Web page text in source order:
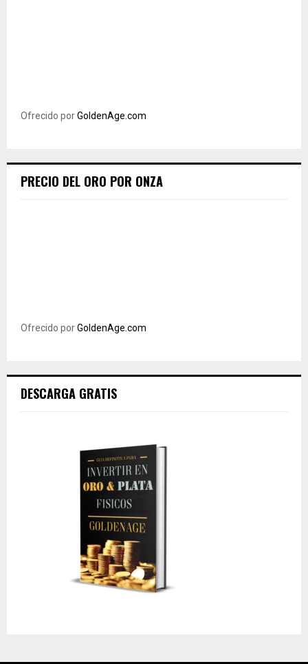
Ofrecido porGoldenAge.com
PRECIO DEL ORO POR ONZA
Ofrecido porGoldenAge.com
DESCARGA GRATIS